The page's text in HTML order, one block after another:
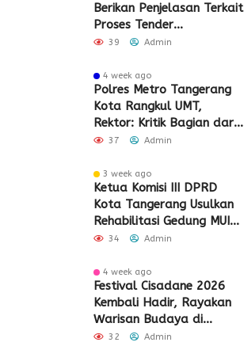
Berikan Penjelasan Terkait
Proses Tender
Pembangunan Eks Pabrik
39 Admin
4 week ago
Polres Metro Tangerang
Kota Rangkul UMT,
Rektor: Kritik Bagian dari
Demokrasi
37 Admin
3 week ago
Ketua Komisi III DPRD
Kota Tangerang Usulkan
Rehabilitasi Gedung MUI
Periuk
34 Admin
4 week ago
Festival Cisadane 2026
Kembali Hadir, Rayakan
Warisan Budaya di
Jantung Kota Tangerang
32 Admin